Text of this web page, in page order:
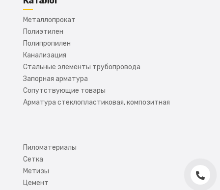
Металлопрокат
Полиэтилен
Полипропилен
Канализация
Стальные элементы трубопровода
Запорная арматура
Сопутствующие товары
Арматура стеклопластиковая, композитная
Пиломатериалы
Сетка
Метизы
Цемент